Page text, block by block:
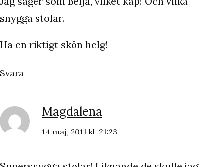
snygga stolar.
Ha en riktigt skön helg!
Svara
Magdalena
14 maj, 2011 kl. 21:23